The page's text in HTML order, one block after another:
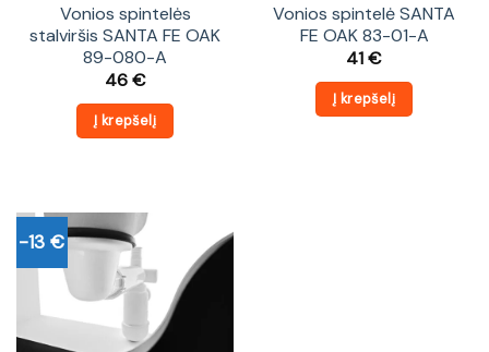
Vonios spintelės
stalviršis SANTA FE OAK
89-080-A
46€
Į krepšelį
Vonios spintelė SANTA
FE OAK 83-01-A
41€
Į krepšelį
-13 €